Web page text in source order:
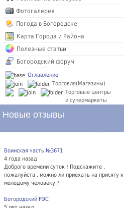
Фотогалерея
Погода в Богородске
Карта Города и Района
Полезные статьи
Богородский форум
Оглавление
Торговля(Магазины)
Торговые центры
и супермаркеты
Новые отзывы
Воинская часть №3671
4 года назад
Доброго времени суток ! Подскажите ,
пожалуйста , можно ли приехать на присягу к
молодому человеку ?
Богородский РЭС